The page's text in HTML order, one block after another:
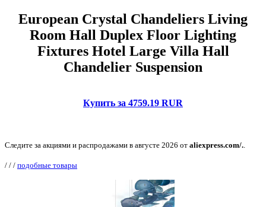
European Crystal Chandeliers Living
Room Hall Duplex Floor Lighting
Fixtures Hotel Large Villa Hall
Chandelier Suspension
Купить за 4759.19 RUR
Следите за акциями и распродажами в августе 2026 от aliexpress.com/.
/ / / подобные товары